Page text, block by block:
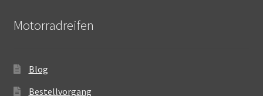
Motorradreifen
Blog
Bestellvorgang